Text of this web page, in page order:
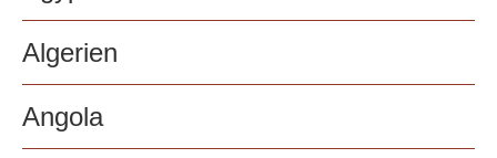
Algerien
Angola